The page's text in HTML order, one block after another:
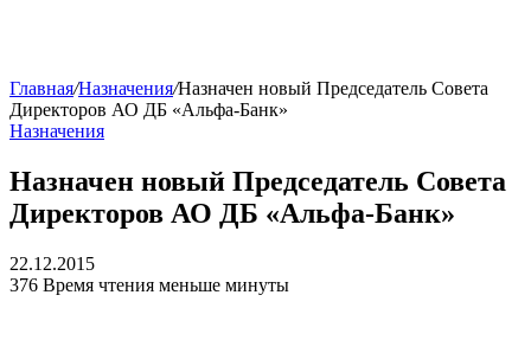
Главная/Назначения/Назначен новый Председатель Совета
Директоров АО ДБ «Альфа-Банк»
Назначения
Назначен новый Председатель Совета
Директоров АО ДБ «Альфа-Банк»
22.12.2015
376 Время чтения меньше минуты